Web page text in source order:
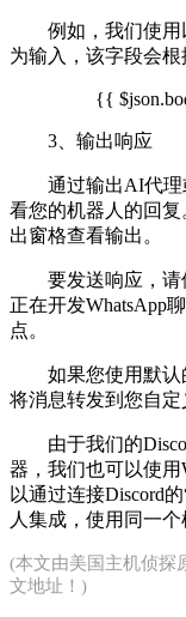
例如，我们使用
为输入，该字段会根
{{
3、输出响应
通过输出AI代
看您的机器人的回
出窗格查看输出。
要发送响应，
正在开发WhatsApp
点。
如果您使用默认
将消息转发到您自定
由于我们的
器，我们也可以使用
以通过连接Discord
人集成，使用同一个
(本文由美国主机侦探
文地址！)